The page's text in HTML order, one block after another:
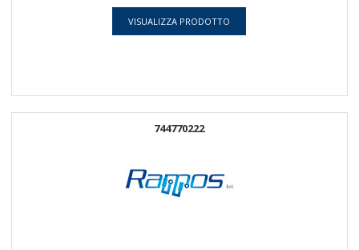
VISUALIZZA PRODOTTO
744770222